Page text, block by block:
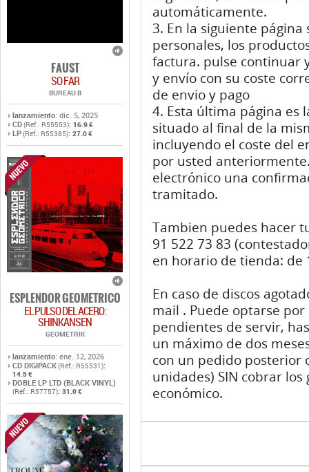
FAUST
SO FAR
BUREAU B
lanzamiento: dic. 5, 2025
CD(Ref.: R55553): 16.9 €
LP(Ref.: R55385): 27.0 €
ESPLENDOR GEOMETRICO
EL PULSO DEL ACERO:
SHINKANSEN
GEOMETRIK
lanzamiento: ene. 12, 2026
CD DIGIPACK(Ref.: R55531):
14.5 €
DOBLE LP LTD (BLACK VINYL)
(Ref.: R57757): 31.0 €
automáticamente.
3. En la siguiente
personales, los
factura. pulse continuar
y envío con su coste
de envio y pago
4. Esta última página es
situado al final de la
incluyendo el coste del
por usted
electrónico una
tramitado.
Tambien puedes hacer
91 522 73 83
en horario de tienda: de
En caso de discos
mail . Puede optarse
pendientes de servir,
un máximo de dos
con un pedido posterior
unidades) SIN cobrar
económico.